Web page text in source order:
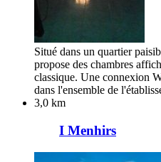
Situé dans un quartier
propose des chambres
classique. Une connexion
dans l'ensemble de
3,0 km
I Menhirs